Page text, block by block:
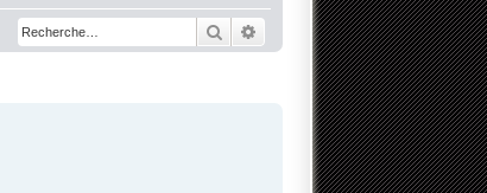
RechercherRecherche avancée